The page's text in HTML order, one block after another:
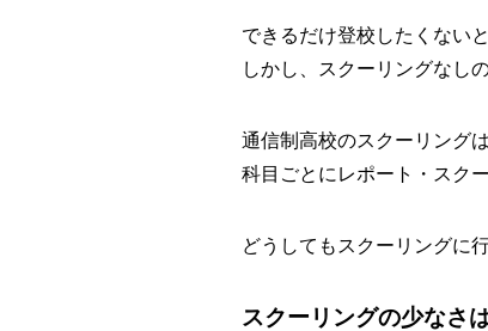
できるだけ登校したくない
しかし、スクーリングなし
通信制高校のスクーリング
科目ごとにレポート・スク
どうしてもスクーリングに
スクーリングの少なさ